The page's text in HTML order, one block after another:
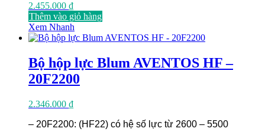
2.455.000 ₫
Thêm vào giỏ hàng
Xem Nhanh
Bộ hộp lực Blum AVENTOS HF –
20F2200
2.346.000 ₫
– 20F2200: (HF22) có hệ số lực từ 2600 – 5500